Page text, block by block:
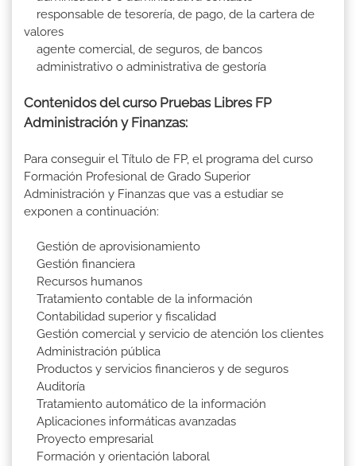
responsable de tesorería, de pago, de la cartera de
valores
agente comercial, de seguros, de bancos
administrativo o administrativa de gestoría
Contenidos del curso Pruebas Libres FP
Administración y Finanzas:
Para conseguir el Título de FP, el programa del curso
Formación Profesional de Grado Superior
Administración y Finanzas que vas a estudiar se
exponen a continuación:
Gestión de aprovisionamiento
Gestión financiera
Recursos humanos
Tratamiento contable de la información
Contabilidad superior y fiscalidad
Gestión comercial y servicio de atención los clientes
Administración pública
Productos y servicios financieros y de seguros
Auditoría
Tratamiento automático de la información
Aplicaciones informáticas avanzadas
Proyecto empresarial
Formación y orientación laboral